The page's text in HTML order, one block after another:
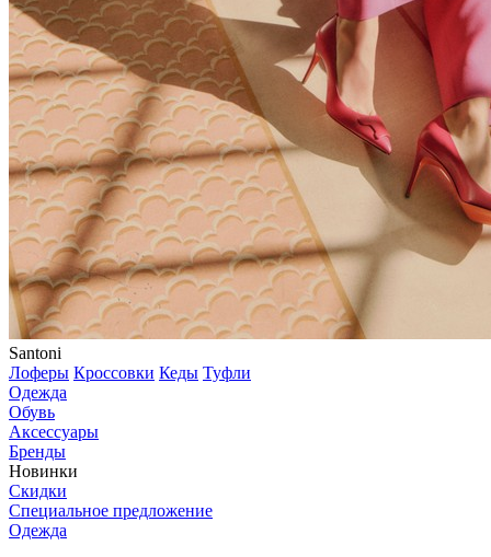
Santoni
Лоферы Кроссовки Кеды Туфли
Одежда
Обувь
Аксессуары
Бренды
Новинки
Скидки
Специальное предложение
Одежда